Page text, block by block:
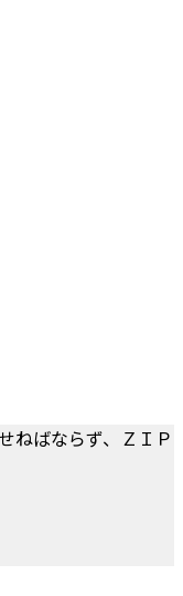
ねばならず、ＺＩＰ